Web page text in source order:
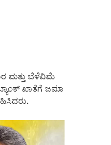
ಮತ್ತು ಬೆಳೆವಿಮೆ
ಖಾತೆಗೆ ಜಮಾ